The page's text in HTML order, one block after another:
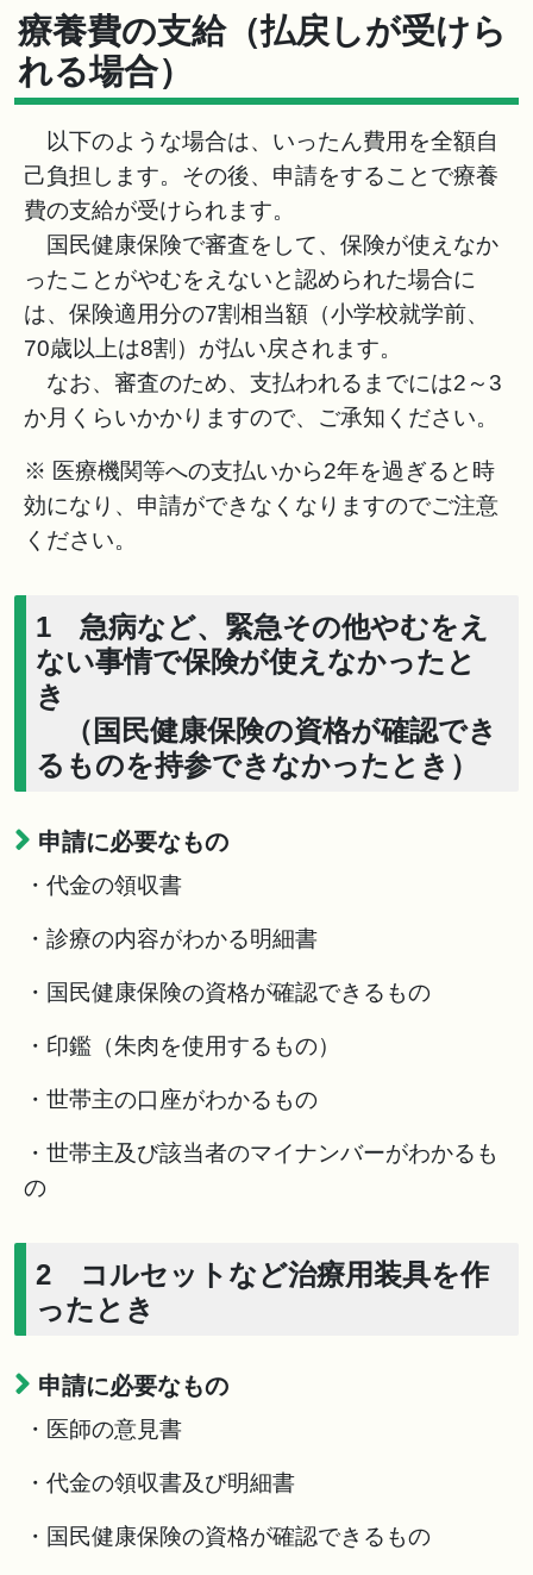
療養費の支給（払戻しが受けら
れる場合）
以下のような場合は、いったん費用を全額自
己負担します。その後、申請をすることで療養
費の支給が受けられます。
国民健康保険で審査をして、保険が使えなか
ったことがやむをえないと認められた場合に
は、保険適用分の7割相当額（小学校就学前、
70歳以上は8割）が払い戻されます。
なお、審査のため、支払われるまでには2～3
か月くらいかかりますので、ご承知ください。
※ 医療機関等への支払いから2年を過ぎると時
効になり、申請ができなくなりますのでご注意
ください。
1 急病など、緊急その他やむをえ
ない事情で保険が使えなかったと
き
（国民健康保険の資格が確認でき
るものを持参できなかったとき）
申請に必要なもの
・代金の領収書
・診療の内容がわかる明細書
・国民健康保険の資格が確認できるもの
・印鑑（朱肉を使用するもの）
・世帯主の口座がわかるもの
・世帯主及び該当者のマイナンバーがわかるも
の
2 コルセットなど治療用装具を作
ったとき
申請に必要なもの
・医師の意見書
・代金の領収書及び明細書
・国民健康保険の資格が確認できるもの